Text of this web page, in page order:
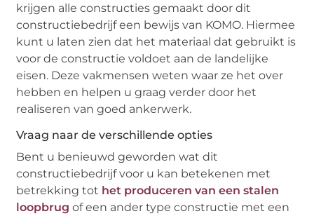
krijgen alle constructies gemaakt door dit
constructiebedrijf een bewijs van KOMO. Hiermee
kunt u laten zien dat het materiaal dat gebruikt is
voor de constructie voldoet aan de landelijke
eisen. Deze vakmensen weten waar ze het over
hebben en helpen u graag verder door het
realiseren van goed ankerwerk.
Vraag naar de verschillende opties
Bent u benieuwd geworden wat dit
constructiebedrijf voor u kan betekenen met
betrekking tot het produceren van een stalen
loopbrug of een ander type constructie met een